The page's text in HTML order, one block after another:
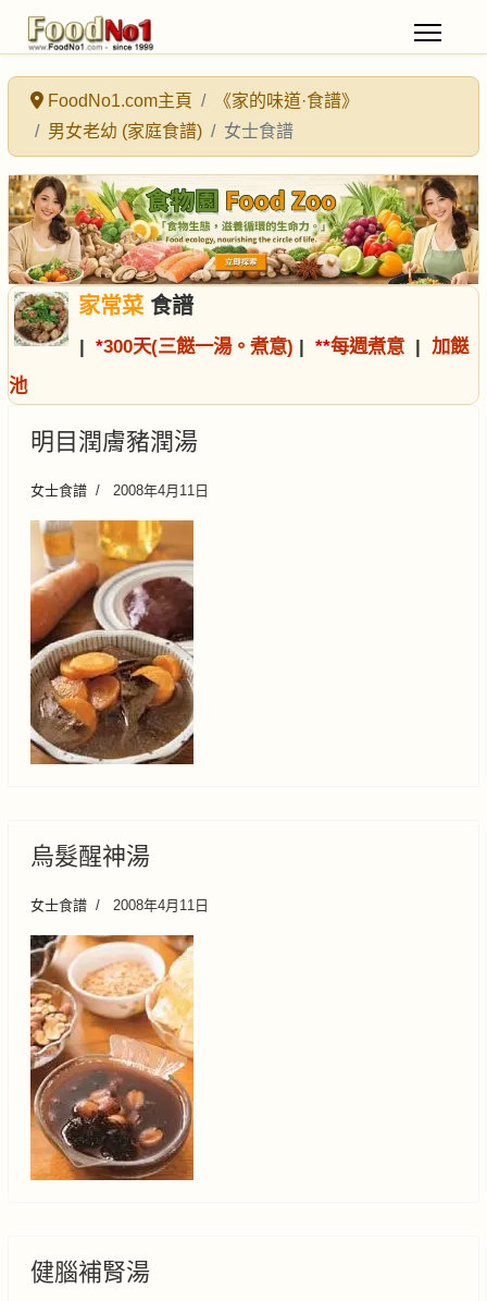
FoodNo1.com主頁
《家的味道·食譜》
男女老幼 (家庭食譜)
女士食譜
家常菜食譜
| *300天(三餸一湯。煮意) | **每週煮意 | 加餸
池
明目潤膚豬潤湯
女士食譜 2008年4月11日
烏髮醒神湯
女士食譜 2008年4月11日
健腦補腎湯